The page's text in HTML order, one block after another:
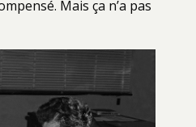
Mais ça n’a pas